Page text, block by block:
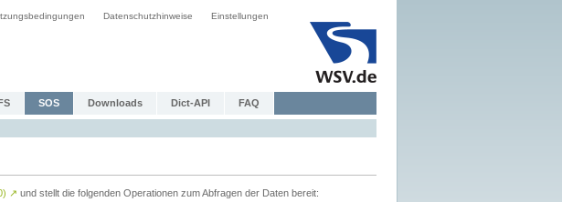
Datenschutzhinweise Einstellungen
SOS Downloads Dict-API FAQ
↗ und stellt die folgenden Operationen zum Abfragen der Daten bereit: